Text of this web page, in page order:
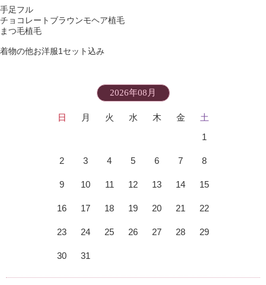
手足フル
チョコレートブラウンモヘア植毛
まつ毛植毛
着物の他お洋服1セット込み
2026年08月
日 月 火 水 木 金
土
1
2 3 4 5 6 7 8
9 10 11 12 13 14 15
16 17 18 19 20 21 22
23 24 25 26 27 28 29
30 31